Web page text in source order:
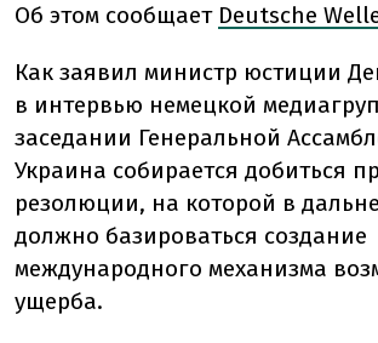
Об этом сообщает Deutsche
Как заявил министр юстиции
в интервью немецкой
заседании Генеральной
Украина собирается добиться
резолюции, на которой в
должно базироваться создание
международного механизма
ущерба.